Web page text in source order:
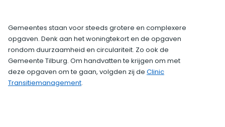
Gemeentes staan voor steeds grotere en complexere
opgaven. Denk aan het woningtekort en de opgaven
rondom duurzaamheid en circulariteit. Zo ook de
Gemeente Tilburg. Om handvatten te krijgen om met
deze opgaven om te gaan, volgden zij de Clinic
Transitiemanagement.